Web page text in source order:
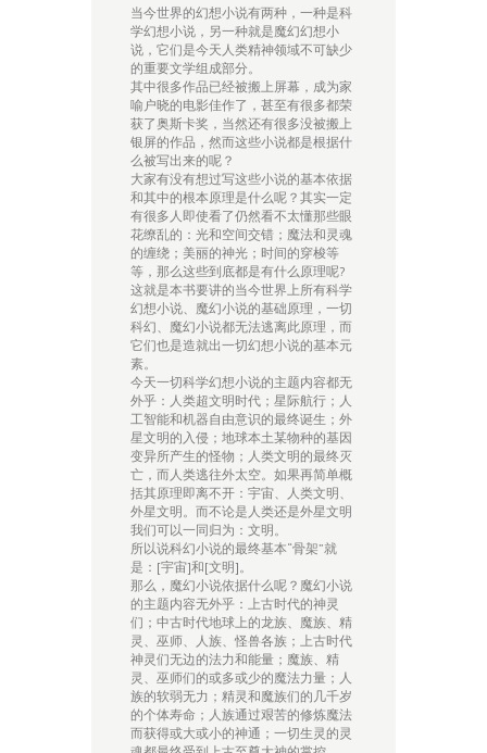
当今世界的幻想小说有两种，一种是科
学幻想小说，另一种就是魔幻幻想小
说，它们是今天人类精神领域不可缺少
的重要文学组成部分。
其中很多作品已经被搬上屏幕，成为家
喻户晓的电影佳作了，甚至有很多都荣
获了奥斯卡奖，当然还有很多没被搬上
银屏的作品，然而这些小说都是根据什
么被写出来的呢？
大家有没有想过写这些小说的基本依据
和其中的根本原理是什么呢？其实一定
有很多人即使看了仍然看不太懂那些眼
花缭乱的：光和空间交错；魔法和灵魂
的缠绕；美丽的神光；时间的穿梭等
等，那么这些到底都是有什么原理呢?
这就是本书要讲的当今世界上所有科学
幻想小说、魔幻小说的基础原理，一切
科幻、魔幻小说都无法逃离此原理，而
它们也是造就出一切幻想小说的基本元
素。
今天一切科学幻想小说的主题内容都无
外乎：人类超文明时代；星际航行；人
工智能和机器自由意识的最终诞生；外
星文明的入侵；地球本土某物种的基因
变异所产生的怪物；人类文明的最终灭
亡，而人类逃往外太空。如果再简单概
括其原理即离不开：宇宙、人类文明、
外星文明。而不论是人类还是外星文明
我们可以一同归为：文明。
所以说科幻小说的最终基本“骨架”就
是：[宇宙]和[文明]。
那么，魔幻小说依据什么呢？魔幻小说
的主题内容无外乎：上古时代的神灵
们；中古时代地球上的龙族、魔族、精
灵、巫师、人族、怪兽各族；上古时代
神灵们无边的法力和能量；魔族、精
灵、巫师们的或多或少的魔法力量；人
族的软弱无力；精灵和魔族们的几千岁
的个体寿命；人族通过艰苦的修炼魔法
而获得或大或小的神通；一切生灵的灵